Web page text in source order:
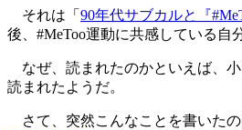
それは「 90年代サブカルと『
後、#MeToo運動に共感している自
なぜ、読まれたのかといえば、
読まれたようだ。
さて、突然こんなことを書いたの